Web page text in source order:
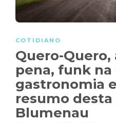
COTIDIANO
Quero-
pena, funk
gastronomia
resumo
Blumenau